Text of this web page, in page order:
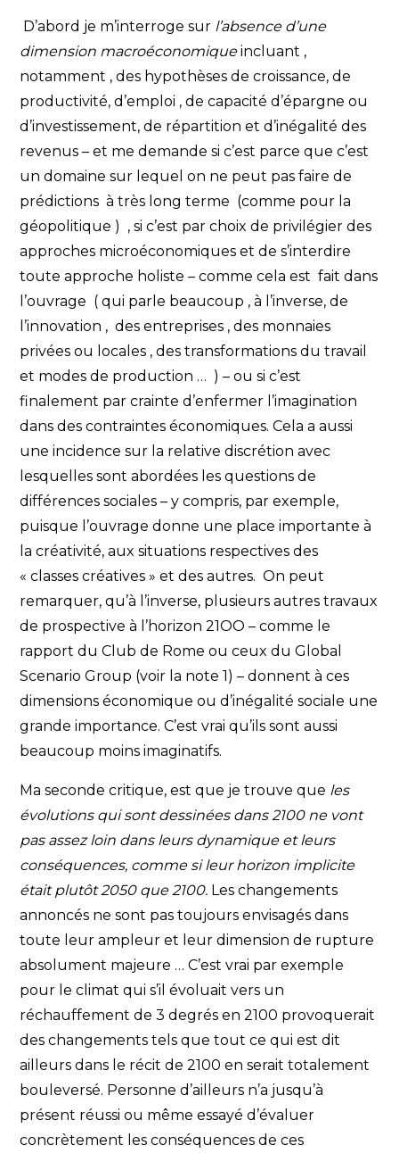
D’abord je m’interroge sur l’absence d’une
dimension macroéconomiqueincluant ,
notamment , des hypothèses de croissance, de
productivité, d’emploi , de capacité d’épargne ou
d’investissement, de répartition et d’inégalité des
revenus – et me demande si c’est parce que c’est
un domaine sur lequel on ne peut pas faire de
prédictions à très long terme (comme pour la
géopolitique ) , si c’est par choix de privilégier des
approches microéconomiques et de s’interdire
toute approche holiste – comme cela est fait dans
l’ouvrage ( qui parle beaucoup , à l’inverse, de
l’innovation , des entreprises , des monnaies
privées ou locales , des transformations du travail
et modes de production … ) – ou si c’est
finalement par crainte d’enfermer l’imagination
dans des contraintes économiques. Cela a aussi
une incidence sur la relative discrétion avec
lesquelles sont abordées les questions de
différences sociales – y compris, par exemple,
puisque l’ouvrage donne une place importante à
la créativité, aux situations respectives des
« classes créatives » et des autres. On peut
remarquer, qu’à l’inverse, plusieurs autres travaux
de prospective à l’horizon 21OO – comme le
rapport du Club de Rome ou ceux du Global
Scenario Group (voir la note 1) – donnent à ces
dimensions économique ou d’inégalité sociale une
grande importance. C’est vrai qu’ils sont aussi
beaucoup moins imaginatifs.
Ma seconde critique, est que je trouve que les
évolutions qui sont dessinées dans 2100 ne vont
pas assez loin dans leurs dynamique et leurs
conséquences, comme si leur horizon implicite
était plutôt 2050 que 2100. Les changements
annoncés ne sont pas toujours envisagés dans
toute leur ampleur et leur dimension de rupture
absolument majeure … C’est vrai par exemple
pour le climat qui s’il évoluait vers un
réchauffement de 3 degrés en 2100 provoquerait
des changements tels que tout ce qui est dit
ailleurs dans le récit de 2100 en serait totalement
bouleversé. Personne d’ailleurs n’a jusqu’à
présent réussi ou même essayé d’évaluer
concrètement les conséquences de ces